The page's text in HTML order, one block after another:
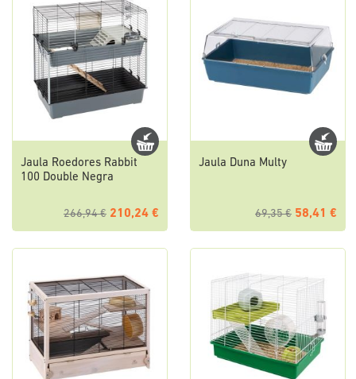
Jaula Roedores Rabbit
100 Double Negra
266,94 € 210,24 €
Jaula Duna Multy
69,35 € 58,41 €